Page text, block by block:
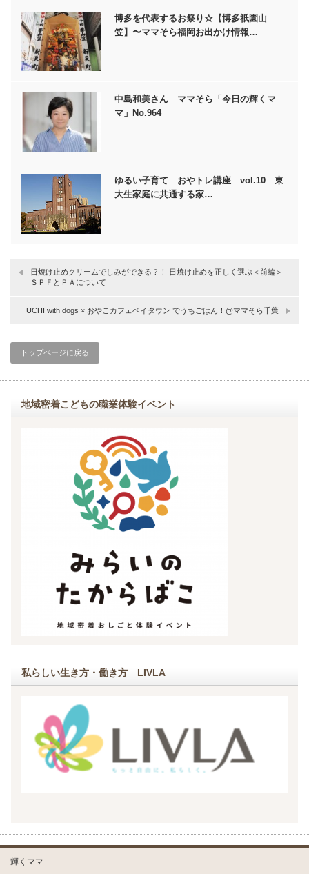
博多を代表するお祭り☆【博多祇園山
笠】〜ママそら福岡お出かけ情報…
中島和美さん ママそら「今日の輝くマ
マ」No.964
ゆるい子育て おやトレ講座 vol.10 東
大生家庭に共通する家…
日焼け止めクリームでしみができる？！ 日焼け止めを正しく選ぶ＜前編＞
ＳＰＦとＰＡについて
UCHI with dogs × おやこカフェベイタウン でうちごはん！@ママそら千葉
トップページに戻る
地域密着こどもの職業体験イベント
私らしい生き方・働き方 LIVLA
輝くママ